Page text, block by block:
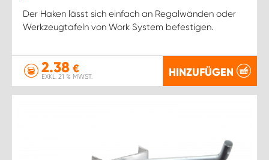
Der Haken lässt sich einfach an Regalwänden oder
Werkzeugtafeln von Work System befestigen.
2.38 €
EXKL. 21 % MWST. HINZUFÜGEN